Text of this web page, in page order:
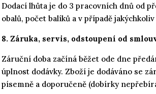
Dodací lhůta je do 3 pracovních dnů od
obalů, počet balíků a v případě
8. Záruka, servis, odstoupení od
Záruční doba začíná běžet ode dne
úplnost dodávky. Zboží je dodáváno se
písemně a doporučeně (dobírky